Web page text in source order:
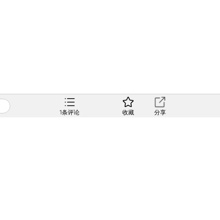
1条评论 收藏 分享